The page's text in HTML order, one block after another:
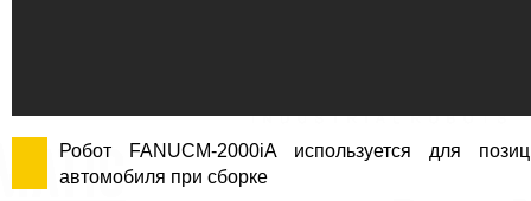
Робот FANUCM-2000iA используется для
автомобиля при сборке